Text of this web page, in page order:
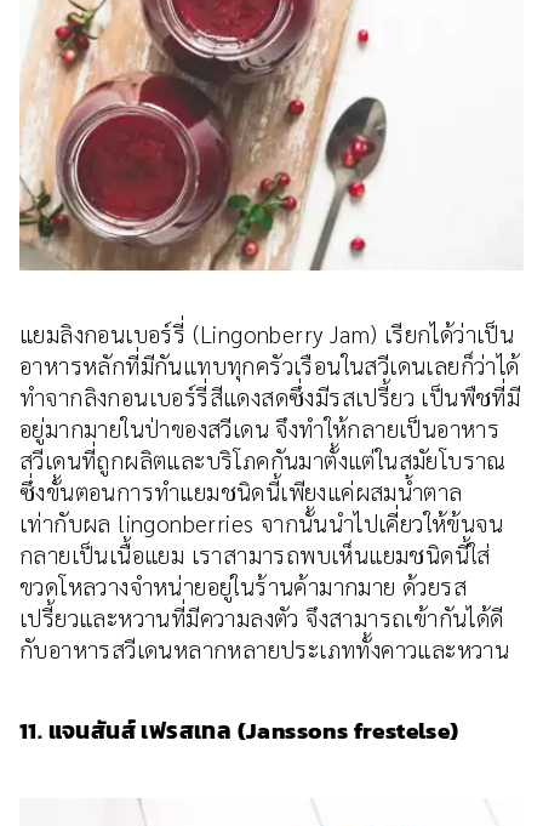
แยมลิงกอนเบอร์รี่ (Lingonberry Jam) เรียกได้ว่าเป็น
อาหารหลักที่มีกันแทบทุกครัวเรือนในสวีเดนเลยก็ว่าได้
ทำจากลิงกอนเบอร์รี่สีแดงสดซึ่งมีรสเปรี้ยว เป็นพืชที่มี
อยู่มากมายในป่าของสวีเดน จึงทำให้กลายเป็นอาหาร
สวีเดนที่ถูกผลิตและบริโภคกันมาตั้งแต่ในสมัยโบราณ
ซึ่งขั้นตอนการทำแยมชนิดนี้เพียงแค่ผสมน้ำตาล
เท่ากับผล lingonberries จากนั้นนำไปเคี่ยวให้ข้นจน
กลายเป็นเนื้อแยม เราสามารถพบเห็นแยมชนิดนี้ใส่
ขวดโหลวางจำหน่ายอยู่ในร้านค้ามากมาย ด้วยรส
เปรี้ยวและหวานที่มีความลงตัว จึงสามารถเข้ากันได้ดี
กับอาหารสวีเดนหลากหลายประเภททั้งคาวและหวาน
11. แจนสันส์ เฟรสเทล (Janssons frestelse)